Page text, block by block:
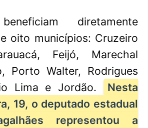
diretamente
oito municípios: Cruzeiro
Feijó, Marechal
Porto Walter, Rodrigues
Lima e Jordão.
Nesta
19, o deputado estadual
representou a